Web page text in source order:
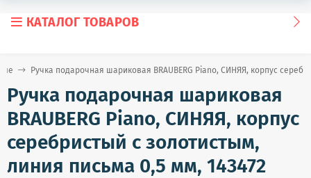
КАТАЛОГ ТОВАРОВ
Ручка подарочная шариковая BRAUBERG Piano, СИНЯЯ, корпус
Ручка подарочная шариковая
BRAUBERG Piano, СИНЯЯ, корпус
серебристый с золотистым,
линия письма 0,5 мм, 143472